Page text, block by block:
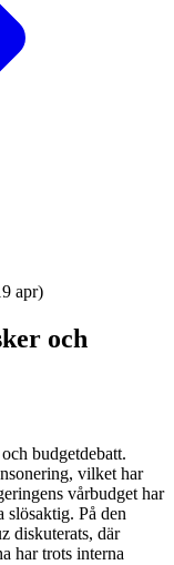
apr)
och
budgetdebatt.
vilket har
vårbudget har
På den
diskuterats, där
har trots interna